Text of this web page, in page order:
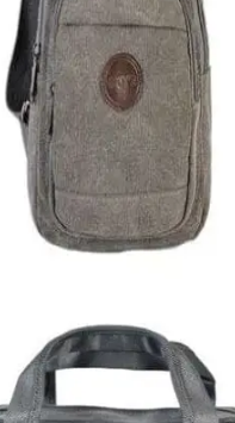
Quick View
ΤΣΑΝΤΑΚΙΑ ΩΜΟΥ
Χιαστί τσαντάκι από καμβά
16,00€